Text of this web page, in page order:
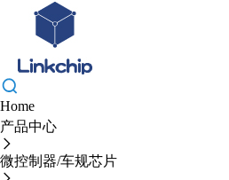
Home
产品中心
微控制器/车规芯片